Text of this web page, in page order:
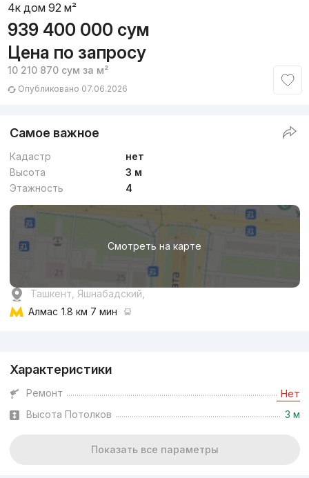
4к дом 92 м²
939 400 000 сум
Цена по запросу
10 210 870 сум за м²
Опубликовано 07.06.2026
Самое важное
Кадастр
нет
Высота
3 м
Этажность
4
Смотреть на карте
Ташкент, Яшнабадский,
Алмас 1.8 км 7 мин
Характеристики
Ремонт Нет
Высота Потолков 3 м
Показать все параметры